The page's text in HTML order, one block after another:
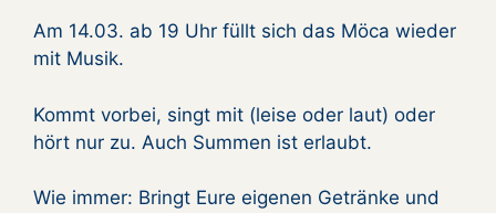
Am 14.03. ab 19 Uhr füllt sich das Möca wieder
mit Musik.
Kommt vorbei, singt mit (leise oder laut) oder
hört nur zu. Auch Summen ist erlaubt.
Wie immer: Bringt Eure eigenen Getränke und